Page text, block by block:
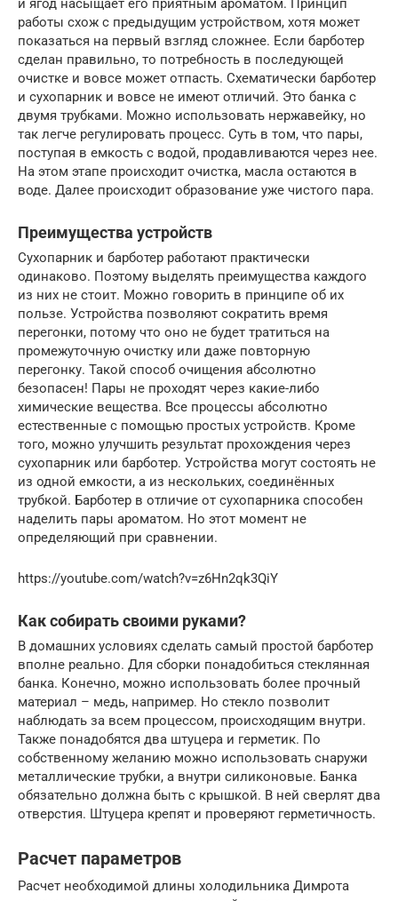
работы схож с предыдущим устройством, хотя может
показаться на первый взгляд сложнее. Если барботер
сделан правильно, то потребность в последующей
очистке и вовсе может отпасть. Схематически барботер
и сухопарник и вовсе не имеют отличий. Это банка с
двумя трубками. Можно использовать нержавейку, но
так легче регулировать процесс. Суть в том, что пары,
поступая в емкость с водой, продавливаются через нее.
На этом этапе происходит очистка, масла остаются в
воде. Далее происходит образование уже чистого пара.
Преимущества устройств
Сухопарник и барботер работают практически
одинаково. Поэтому выделять преимущества каждого
из них не стоит. Можно говорить в принципе об их
пользе. Устройства позволяют сократить время
перегонки, потому что оно не будет тратиться на
промежуточную очистку или даже повторную
перегонку. Такой способ очищения абсолютно
безопасен! Пары не проходят через какие-либо
химические вещества. Все процессы абсолютно
естественные с помощью простых устройств. Кроме
того, можно улучшить результат прохождения через
сухопарник или барботер. Устройства могут состоять не
из одной емкости, а из нескольких, соединённых
трубкой. Барботер в отличие от сухопарника способен
наделить пары ароматом. Но этот момент не
определяющий при сравнении.
https://youtube.com/watch?v=z6Hn2qk3QiY
Как собирать своими руками?
В домашних условиях сделать самый простой барботер
вполне реально. Для сборки понадобиться стеклянная
банка. Конечно, можно использовать более прочный
материал – медь, например. Но стекло позволит
наблюдать за всем процессом, происходящим внутри.
Также понадобятся два штуцера и герметик. По
собственному желанию можно использовать снаружи
металлические трубки, а внутри силиконовые. Банка
обязательно должна быть с крышкой. В ней сверлят два
отверстия. Штуцера крепят и проверяют герметичность.
Расчет параметров
Расчет необходимой длины холодильника Димрота